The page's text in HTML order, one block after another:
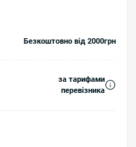
Безкоштовно від 2000грн
за тарифами
перевізника